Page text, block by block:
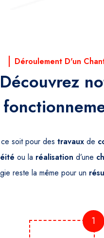
Déroulement D'un
Découvrez
soit pour des travauxde
ou la réalisation d’une
reste la même pour un
1